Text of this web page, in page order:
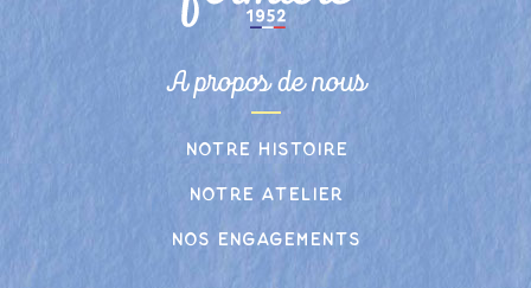
A propos de nous
Notre histoire
Notre atelier
Nos engagements